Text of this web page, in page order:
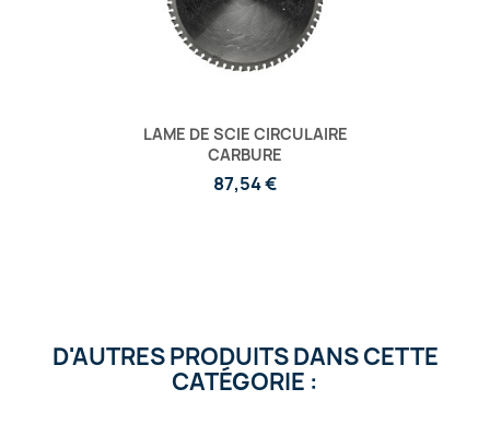
LAME DE SCIE CIRCULAIRE
CARBURE
87,54 €
D'AUTRES PRODUITS DANS CETTE
CATÉGORIE :